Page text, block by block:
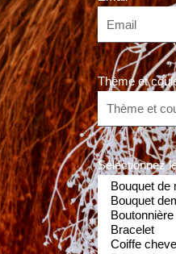
Thème et
Sélectionnez